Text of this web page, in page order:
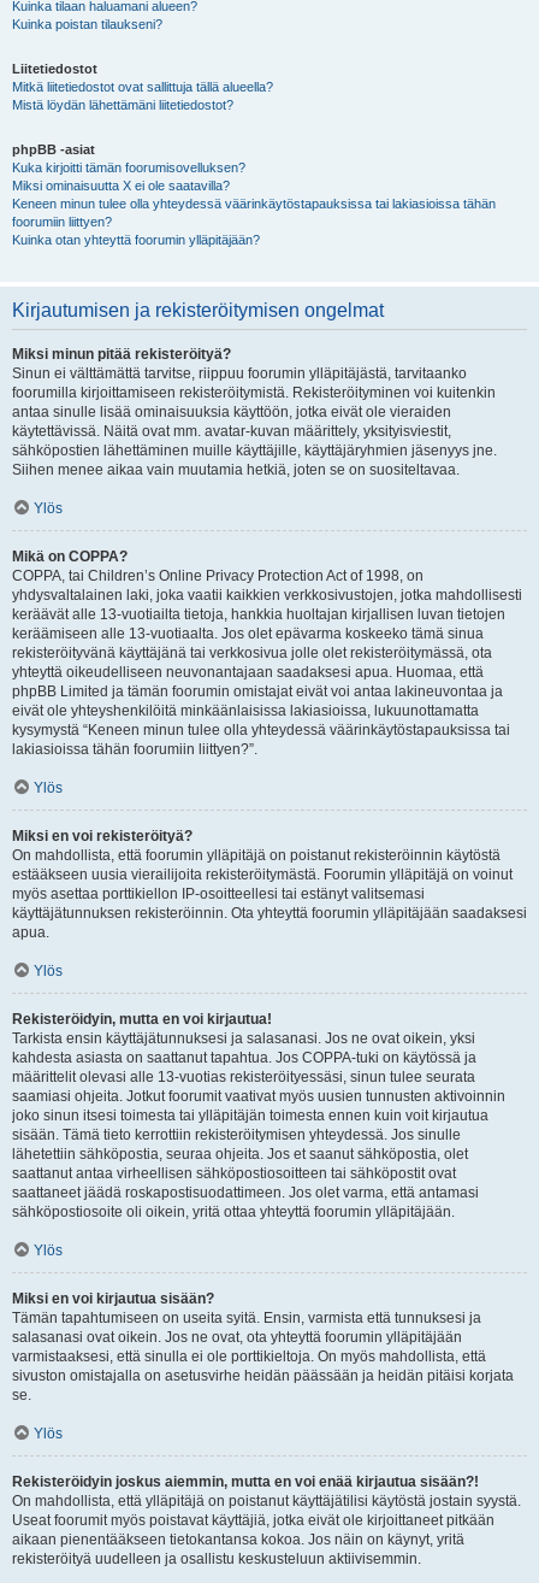
Kuinka tilaan haluamani alueen?
Kuinka poistan tilaukseni?
Liitetiedostot
Mitkä liitetiedostot ovat sallittuja tällä alueella?
Mistä löydän lähettämäni liitetiedostot?
phpBB -asiat
Kuka kirjoitti tämän foorumisovelluksen?
Miksi ominaisuutta X ei ole saatavilla?
Keneen minun tulee olla yhteydessä väärinkäytöstapauksissa tai lakiasioissa tähän
foorumiin liittyen?
Kuinka otan yhteyttä foorumin ylläpitäjään?
Kirjautumisen ja rekisteröitymisen ongelmat
Miksi minun pitää rekisteröityä?
Sinun ei välttämättä tarvitse, riippuu foorumin ylläpitäjästä, tarvitaanko
foorumilla kirjoittamiseen rekisteröitymistä. Rekisteröityminen voi kuitenkin
antaa sinulle lisää ominaisuuksia käyttöön, jotka eivät ole vieraiden
käytettävissä. Näitä ovat mm. avatar-kuvan määrittely, yksityisviestit,
sähköpostien lähettäminen muille käyttäjille, käyttäjäryhmien jäsenyys jne.
Siihen menee aikaa vain muutamia hetkiä, joten se on suositeltavaa.
Ylös
Mikä on COPPA?
COPPA, tai Children’s Online Privacy Protection Act of 1998, on
yhdysvaltalainen laki, joka vaatii kaikkien verkkosivustojen, jotka mahdollisesti
keräävät alle 13-vuotiailta tietoja, hankkia huoltajan kirjallisen luvan tietojen
keräämiseen alle 13-vuotiaalta. Jos olet epävarma koskeeko tämä sinua
rekisteröityvänä käyttäjänä tai verkkosivua jolle olet rekisteröitymässä, ota
yhteyttä oikeudelliseen neuvonantajaan saadaksesi apua. Huomaa, että
phpBB Limited ja tämän foorumin omistajat eivät voi antaa lakineuvontaa ja
eivät ole yhteyshenkilöitä minkäänlaisissa lakiasioissa, lukuunottamatta
kysymystä “Keneen minun tulee olla yhteydessä väärinkäytöstapauksissa tai
lakiasioissa tähän foorumiin liittyen?”.
Ylös
Miksi en voi rekisteröityä?
On mahdollista, että foorumin ylläpitäjä on poistanut rekisteröinnin käytöstä
estääkseen uusia vierailijoita rekisteröitymästä. Foorumin ylläpitäjä on voinut
myös asettaa porttikiellon IP-osoitteellesi tai estänyt valitsemasi
käyttäjätunnuksen rekisteröinnin. Ota yhteyttä foorumin ylläpitäjään saadaksesi
apua.
Ylös
Rekisteröidyin, mutta en voi kirjautua!
Tarkista ensin käyttäjätunnuksesi ja salasanasi. Jos ne ovat oikein, yksi
kahdesta asiasta on saattanut tapahtua. Jos COPPA-tuki on käytössä ja
määrittelit olevasi alle 13-vuotias rekisteröityessäsi, sinun tulee seurata
saamiasi ohjeita. Jotkut foorumit vaativat myös uusien tunnusten aktivoinnin
joko sinun itsesi toimesta tai ylläpitäjän toimesta ennen kuin voit kirjautua
sisään. Tämä tieto kerrottiin rekisteröitymisen yhteydessä. Jos sinulle
lähetettiin sähköpostia, seuraa ohjeita. Jos et saanut sähköpostia, olet
saattanut antaa virheellisen sähköpostiosoitteen tai sähköpostit ovat
saattaneet jäädä roskapostisuodattimeen. Jos olet varma, että antamasi
sähköpostiosoite oli oikein, yritä ottaa yhteyttä foorumin ylläpitäjään.
Ylös
Miksi en voi kirjautua sisään?
Tämän tapahtumiseen on useita syitä. Ensin, varmista että tunnuksesi ja
salasanasi ovat oikein. Jos ne ovat, ota yhteyttä foorumin ylläpitäjään
varmistaaksesi, että sinulla ei ole porttikieltoja. On myös mahdollista, että
sivuston omistajalla on asetusvirhe heidän päässään ja heidän pitäisi korjata
se.
Ylös
Rekisteröidyin joskus aiemmin, mutta en voi enää kirjautua sisään?!
On mahdollista, että ylläpitäjä on poistanut käyttäjätilisi käytöstä jostain syystä.
Useat foorumit myös poistavat käyttäjiä, jotka eivät ole kirjoittaneet pitkään
aikaan pienentääkseen tietokantansa kokoa. Jos näin on käynyt, yritä
rekisteröityä uudelleen ja osallistu keskusteluun aktiivisemmin.